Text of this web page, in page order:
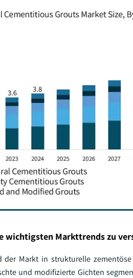
wichtigsten Markttrends zu
Markt in strukturelle
und modifizierte Gichten